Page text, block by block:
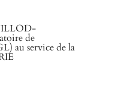
de
au service de la